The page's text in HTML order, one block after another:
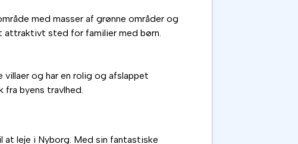
med masser af grønne områder og
attraktivt sted for familier med børn.
og har en rolig og afslappet
byens travlhed.
at leje i Nyborg. Med sin fantastiske